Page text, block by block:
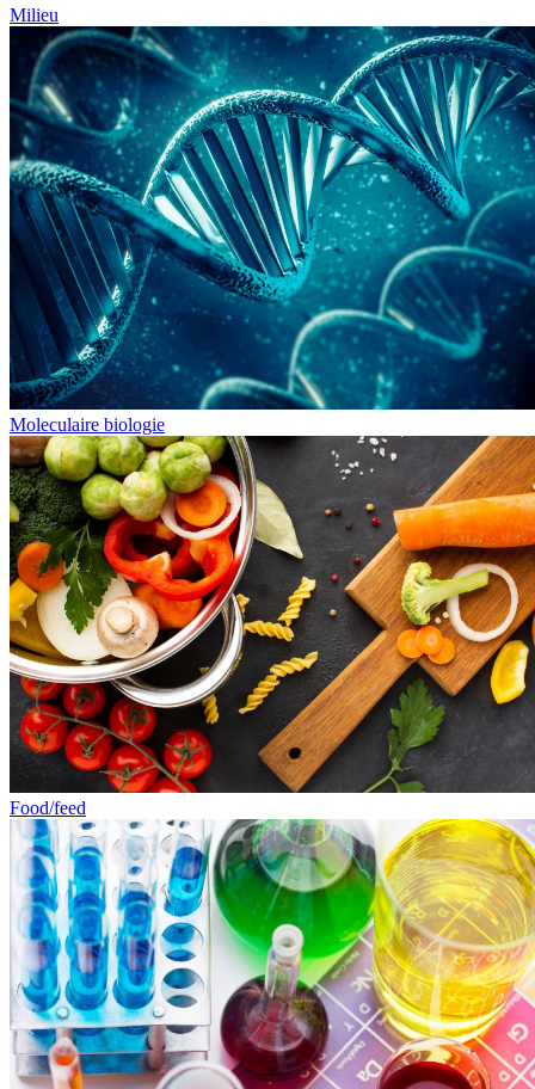
Milieu
Moleculaire biologie
Food/feed